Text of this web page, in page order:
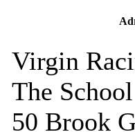
Virgin
The
50 Brook